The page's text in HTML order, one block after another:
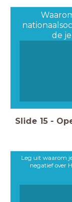
de
Slide 15 -
Leg uit waarom
negatief over